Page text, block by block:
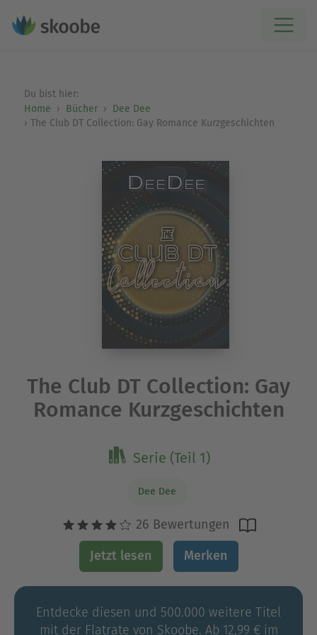
Du bist hier:
Home
Bücher
Dee Dee
The Club DT Collection: Gay Romance Kurzgeschichten
The Club DT Collection: Gay
Romance Kurzgeschichten
Serie (Teil 1)
Dee Dee
26 Bewertungen
Jetzt lesen Merken
Entdecke diesen und 500.000 weitere Titel
mit der Flatrate von Skoobe. Ab 12,99 € im